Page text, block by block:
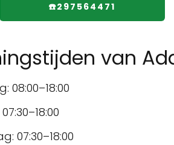
☎️297564471
van
08:00–18:00
07:30–18:00